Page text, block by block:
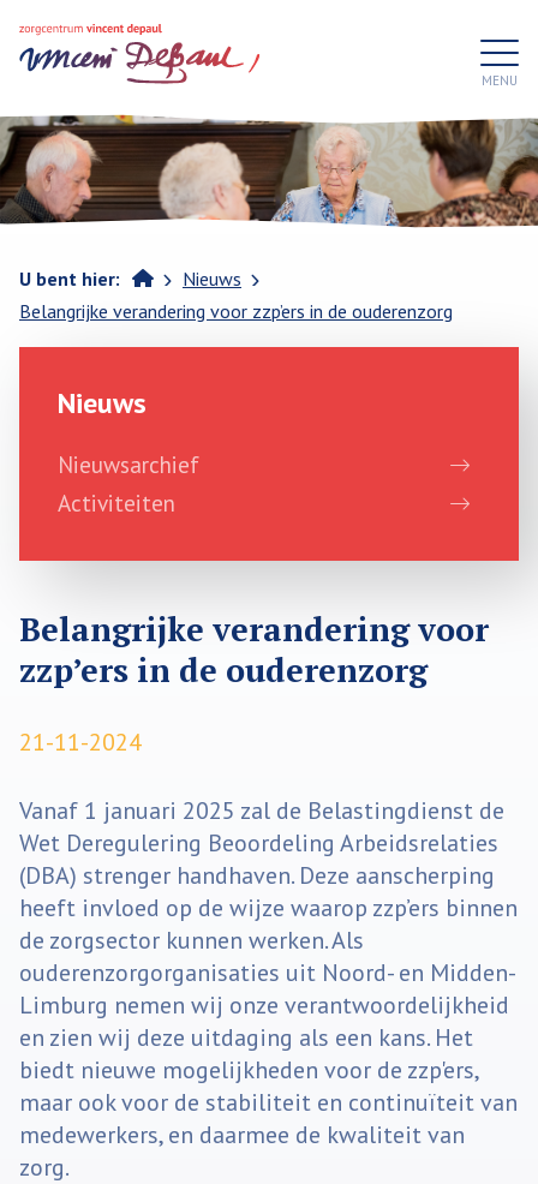
U bent hier:
Home > Nieuws
Belangrijke verandering voor zzp’ers in de ouderenzorg
Nieuws
Nieuwsarchief
Activiteiten
Belangrijke verandering voor
zzp’ers in de ouderenzorg
21-11-2024
Vanaf 1 januari 2025 zal de Belastingdienst de
Wet Deregulering Beoordeling Arbeidsrelaties
(DBA) strenger handhaven. Deze aanscherping
heeft invloed op de wijze waarop zzp’ers binnen
de zorgsector kunnen werken. Als
ouderenzorgorganisaties uit Noord- en Midden-
Limburg nemen wij onze verantwoordelijkheid
en zien wij deze uitdaging als een kans. Het
biedt nieuwe mogelijkheden voor de zzp'ers,
maar ook voor de stabiliteit en continuïteit van
medewerkers, en daarmee de kwaliteit van
zorg.